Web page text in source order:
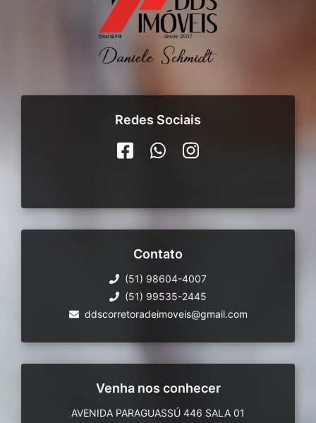
Redes Sociais
Contato
(51) 98604-4007
(51) 99535-2445
ddscorretoradeimoveis@gmail.com
Venha nos conhecer
AVENIDA PARAGUASSÚ 446 SALA 01